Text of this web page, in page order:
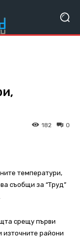
0
182
температури,
съобщи за “Труд”
срещу първи
източните райони